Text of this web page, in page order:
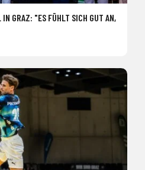
GRAZ: "ES FÜHLT SICH GUT AN,